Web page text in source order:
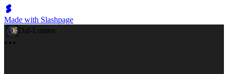
Made with Slashpage
Dal-Lumen